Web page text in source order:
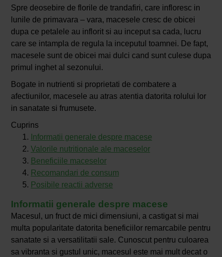
Spre deosebire de florile de trandafiri, care infloresc in
lunile de primavara – vara, macesele cresc de obicei
dupa ce petalele au inflorit si au inceput sa cada, lucru
care se intampla de regula la inceputul toamnei. De fapt,
macesele sunt de obicei mai dulci cand sunt culese dupa
primul inghet al sezonului.
Bogate in nutrienti si proprietati de combatere a
afectiunilor, macesele au atras atentia datorita rolului lor
in sanatate si frumusete.
Cuprins
Informatii generale despre macese
Valorile nutritionale ale maceselor
Beneficiile maceselor
Recomandari de consum
Posibile reactii adverse
Informatii generale despre macese
Macesul, un fruct de mici dimensiuni, a castigat si mai
multa popularitate datorita beneficiilor remarcabile pentru
sanatate si a versatilitatii sale. Cunoscut pentru culoarea
sa vibranta si gustul unic, macesul este mai mult decat o